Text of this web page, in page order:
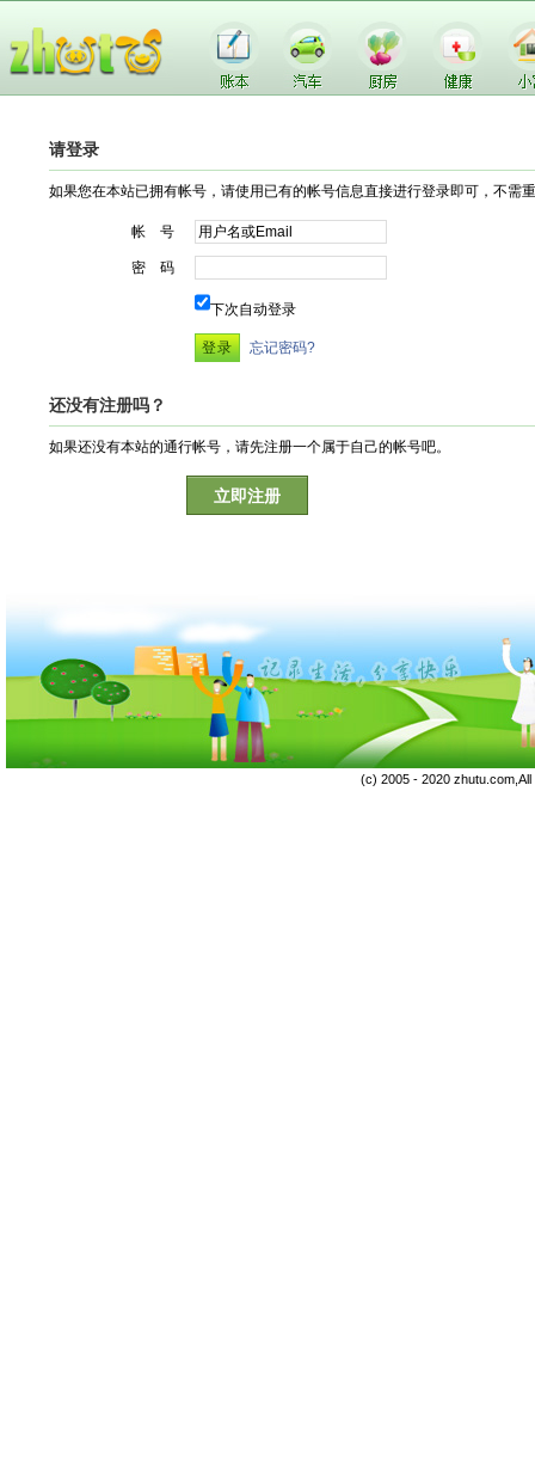
请登录
如果您在本站已拥有帐号，请使用已有的帐号信息直接进行登录即可，不需
帐 号
密 码
下次自动登录
忘记密码?
还没有注册吗？
如果还没有本站的通行帐号，请先注册一个属于自己的帐号吧。
立即注册
(c) 2005 - 2020